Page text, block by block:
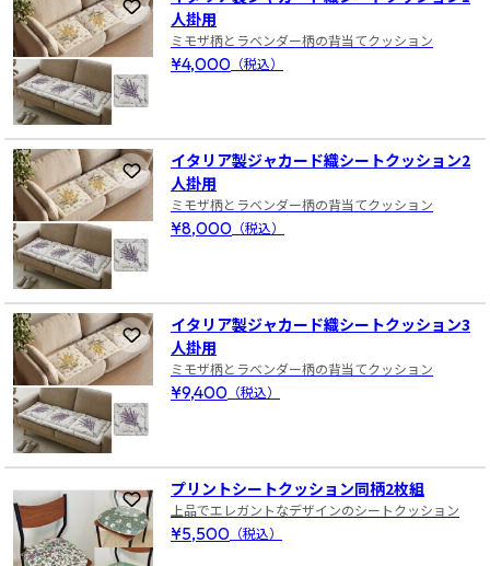
お気に入りに登録
人掛用
ミモザ柄とラベンダー柄の背当てクッション
¥4,000 （税込）
お気に入りに登録
イタリア製ジャカード織シートクッション2
人掛用
ミモザ柄とラベンダー柄の背当てクッション
¥8,000 （税込）
お気に入りに登録
イタリア製ジャカード織シートクッション3
人掛用
ミモザ柄とラベンダー柄の背当てクッション
¥9,400 （税込）
お気に入りに登録
プリントシートクッション同柄2枚組
上品でエレガントなデザインのシートクッション
¥5,500 （税込）